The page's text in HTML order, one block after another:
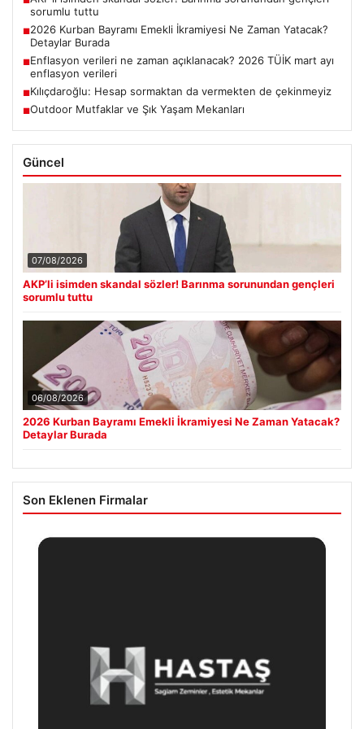
sorumlu tuttu
■2026 Kurban Bayramı Emekli İkramiyesi Ne Zaman Yatacak?
Detaylar Burada
■Enflasyon verileri ne zaman açıklanacak? 2026 TÜİK mart ayı
enflasyon verileri
■Kılıçdaroğlu: Hesap sormaktan da vermekten de çekinmeyiz
■Outdoor Mutfaklar ve Şık Yaşam Mekanları
Güncel
07/08/2026
AKP’li isimden skandal sözler! Barınma sorunundan gençleri
sorumlu tuttu
06/08/2026
2026 Kurban Bayramı Emekli İkramiyesi Ne Zaman Yatacak?
Detaylar Burada
Son Eklenen Firmalar